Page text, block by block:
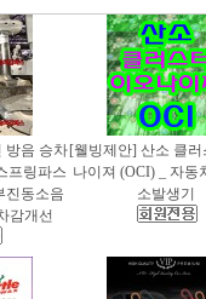
방음 승차
프링파스
진동소음
감개선
[웰빙제안] 산소 클
나이져 (OCI) _ 자동
소발생기